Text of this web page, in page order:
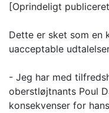
[Oprindeligt
Dette er sket som en
uacceptable
- Jeg har med
oberstløjtnants Poul
konsekvenser for